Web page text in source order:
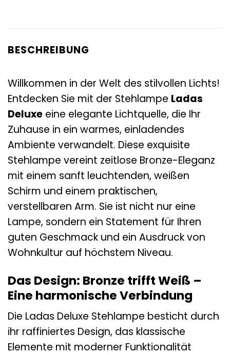
BESCHREIBUNG
Willkommen in der Welt des stilvollen Lichts!
Entdecken Sie mit der Stehlampe Ladas
Deluxe eine elegante Lichtquelle, die Ihr
Zuhause in ein warmes, einladendes
Ambiente verwandelt. Diese exquisite
Stehlampe vereint zeitlose Bronze-Eleganz
mit einem sanft leuchtenden, weißen
Schirm und einem praktischen,
verstellbaren Arm. Sie ist nicht nur eine
Lampe, sondern ein Statement für Ihren
guten Geschmack und ein Ausdruck von
Wohnkultur auf höchstem Niveau.
Das Design: Bronze trifft Weiß –
Eine harmonische Verbindung
Die Ladas Deluxe Stehlampe besticht durch
ihr raffiniertes Design, das klassische
Elemente mit moderner Funktionalität